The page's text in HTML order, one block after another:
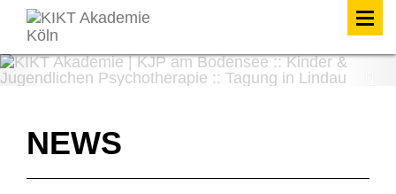
Previous
NEWS